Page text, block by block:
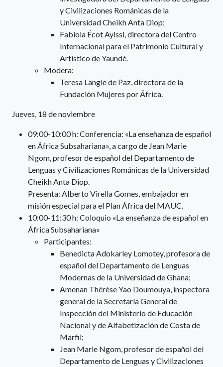
y Civilizaciones Románicas de la
Universidad Cheikh Anta Diop;
Fabiola Écot Ayissi, directora del Centro
Internacional para el Patrimonio Cultural y
Artistico de Yaundé.
Modera:
Teresa Langle de Paz, directora de la
Fundación Mujeres por África.
Jueves, 18 de noviembre
09:00-10:00 h: Conferencia: «La enseñanza de español
en África Subsahariana», a cargo de Jean Marie
Ngom, profesor de español del Departamento de
Lenguas y Civilizaciones Románicas de la Universidad
Cheikh Anta Diop.
Presenta: Alberto Virella Gomes, embajador en
misión especial para el Plan África del MAUC.
10:00-11:30 h: Coloquio «La enseñanza de español en
África Subsahariana»
Participantes:
Benedicta Adokarley Lomotey, profesora de
español del Departamento de Lenguas
Modernas de la Universidad de Ghana;
Amenan Thérèse Yao Doumouya, inspectora
general de la Secretaría General de
Inspección del Ministerio de Educación
Nacional y de Alfabetización de Costa de
Marfil;
Jean Marie Ngom, profesor de español del
Departamento de Lenguas y Civilizaciones